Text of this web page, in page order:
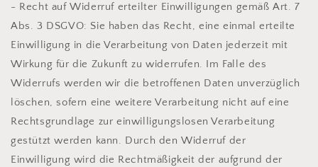
- Recht auf Widerruf erteilter Einwilligungen gemäß Art. 7
Abs. 3 DSGVO: Sie haben das Recht, eine einmal erteilte
Einwilligung in die Verarbeitung von Daten jederzeit mit
Wirkung für die Zukunft zu widerrufen. Im Falle des
Widerrufs werden wir die betroffenen Daten unverzüglich
löschen, sofern eine weitere Verarbeitung nicht auf eine
Rechtsgrundlage zur einwilligungslosen Verarbeitung
gestützt werden kann. Durch den Widerruf der
Einwilligung wird die Rechtmäßigkeit der aufgrund der